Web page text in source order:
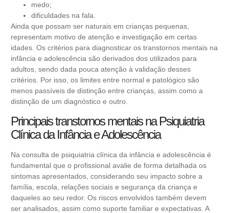
medo;
dificuldades na fala.
Ainda que possam ser naturais em crianças pequenas,
representam motivo de atenção e investigação em certas
idades. Os critérios para diagnosticar os transtornos mentais na
infância e adolescência são derivados dos utilizados para
adultos, sendo dada pouca atenção à validação desses
critérios. Por isso, os limites entre normal e patológico são
menos passíveis de distinção entre crianças, assim como a
distinção de um diagnóstico e outro.
Principais transtornos mentais na Psiquiatria
Clínica da Infância e Adolescência
Na consulta de psiquiatria clínica da infância e adolescência é
fundamental que o profissional avalie de forma detalhada os
sintomas apresentados, considerando seu impacto sobre a
família, escola, relações sociais e segurança da criança e
daqueles ao seu redor. Os riscos envolvidos também devem
ser analisados, assim como suporte familiar e expectativas. A